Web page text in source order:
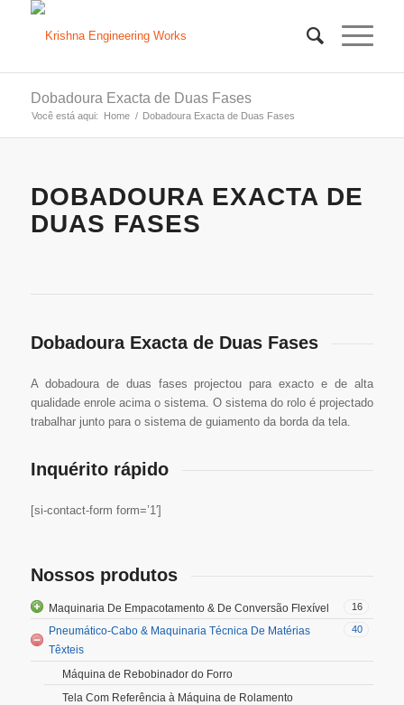
Dobadoura Exacta de Duas Fases
Você está aqui: Home / Dobadoura Exacta de Duas Fases
DOBADOURA EXACTA DE
DUAS FASES
Dobadoura Exacta de Duas Fases
A dobadoura de duas fases projectou para exacto e de alta
qualidade enrole acima o sistema. O sistema do rolo é projectado
trabalhar junto para o sistema de guiamento da borda da tela.
Inquérito rápido
[si-contact-form form=’1′]
Nossos produtos
16
Maquinaria De Empacotamento & De Conversão Flexível
40
Pneumático-Cabo & Maquinaria Técnica De Matérias
Têxteis
Máquina de Rebobinador do Forro
Tela Com Referência à Máquina de Rolamento